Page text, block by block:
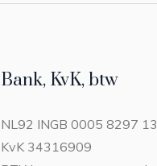
Bank, KvK, btw
NL92 INGB 0005 8297 13
KvK 34316909